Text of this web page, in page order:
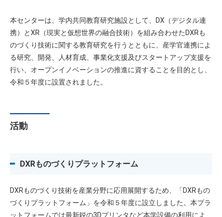
本センターは、学内共同教育研究施設として、DX（デジタル連
携）とXR（現実と仮想世界の融合技術）を組み合わせたDXRも
のづくり技術に関する教育研究を行うとともに、産学官連携によ
る研究、開発、人材育成、事業化支援及びスタートアップ支援を
行い、オープンイノベーションの推進に資することを目的とし、
令和５年度に設置されました。
活動
DXRものづくりプラットフォーム
DXRものづくり技術を産業分野に応用展開するため、「DXRもの
づくりプラットフォーム」を令和５年度に設立しました。本プラ
ットフォームでは最新鋭の3Dプリンタなど本学設備の利用によ